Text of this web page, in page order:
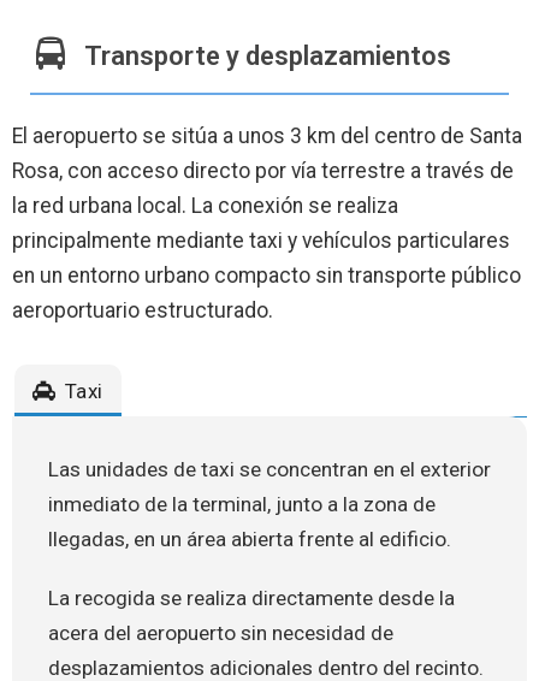
Transporte y desplazamientos
El aeropuerto se sitúa a unos 3 km del centro de Santa
Rosa, con acceso directo por vía terrestre a través de
la red urbana local. La conexión se realiza
principalmente mediante taxi y vehículos particulares
en un entorno urbano compacto sin transporte público
aeroportuario estructurado.
Taxi
Las unidades de taxi se concentran en el exterior
inmediato de la terminal, junto a la zona de
llegadas, en un área abierta frente al edificio.
La recogida se realiza directamente desde la
acera del aeropuerto sin necesidad de
desplazamientos adicionales dentro del recinto.